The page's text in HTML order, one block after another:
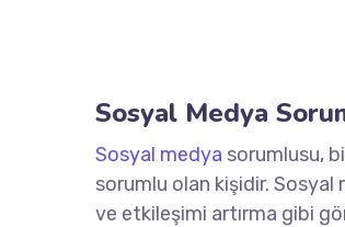
Sosyal Medya
Sosyal medya sorumlusu,
sorumlu olan kişidir.
ve etkileşimi artırma gibi